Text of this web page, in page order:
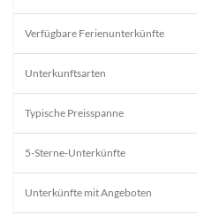
Verfügbare Ferienunterkünfte
Unterkunftsarten
Typische Preisspanne
5-Sterne-Unterkünfte
Unterkünfte mit Angeboten